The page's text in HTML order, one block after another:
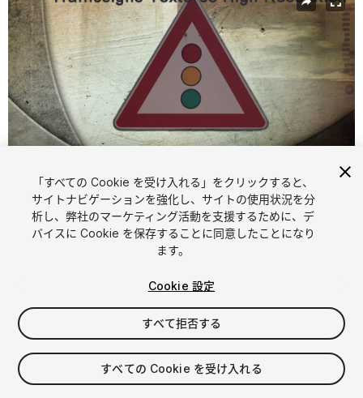
1/ 22
$9.95
消費税は決済時に計算されます
「すべての Cookie を受け入れる」をクリックすると、
サイトナビゲーションを強化し、サイトの使用状況を分
析し、弊社のマーケティング活動を支援するために、デ
バイスに Cookie を保存することに同意したことになり
ます。
Cookie 設定
すべて拒否する
すべての Cookie を受け入れる